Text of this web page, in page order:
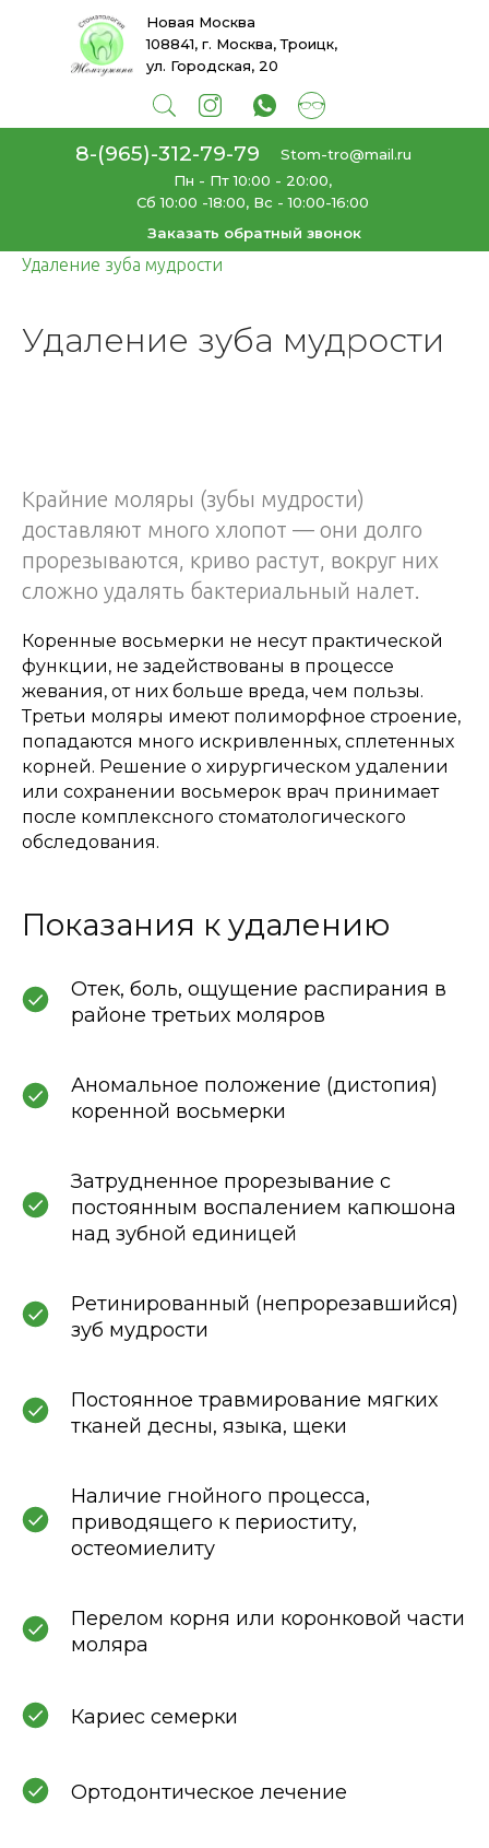
8-(965)-312-79-79
Заказать обратный звонок
Пн - Пт 10:00 - 20:00,
Сб 10:00 -18:00, Вс - 10:00-16:00
Stom-tro@mail.ru
Новая Москва
108841, г. Москва, Троицк,
ул. Городская, 20
Услуги → Хирургическое лечение
Удаление зуба мудрости
Удаление зуба мудрости
Крайние моляры (зубы мудрости)
доставляют много хлопот — они долго
прорезываются, криво растут, вокруг них
сложно удалять бактериальный налет.
Коренные восьмерки не несут практической
функции, не задействованы в процессе
жевания, от них больше вреда, чем пользы.
Третьи моляры имеют полиморфное строение,
попадаются много искривленных, сплетенных
корней. Решение о хирургическом удалении
или сохранении восьмерок врач принимает
после комплексного стоматологического
обследования.
Показания к удалению
Отек, боль, ощущение распирания в
районе третьих моляров
Аномальное положение (дистопия)
коренной восьмерки
Затрудненное прорезывание с
постоянным воспалением капюшона
над зубной единицей
Ретинированный (непрорезавшийся)
зуб мудрости
Постоянное травмирование мягких
тканей десны, языка, щеки
Наличие гнойного процесса,
приводящего к периоститу,
остеомиелиту
Перелом корня или коронковой части
моляра
Кариес семерки
Ортодонтическое лечение